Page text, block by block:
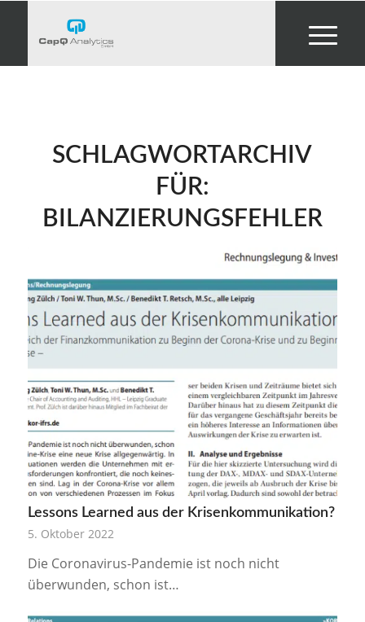
SCHLAGWORTARCHIV
FÜR:
BILANZIERUNGSFEHLER
Lessons Learned aus der Krisenkommunikation?
5. Oktober 2022
Die Coronavirus-Pandemie ist noch nicht
überwunden, schon ist…